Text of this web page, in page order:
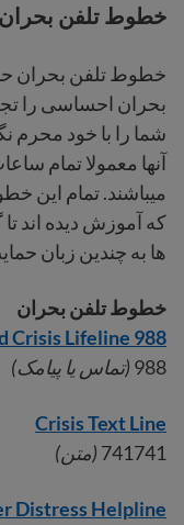
خطوط تلفن بحران
خطوط تلفن بحران
بحران احساسی را
شما را با خود محرم
آنها معمولا تمام
میباشند. تمام این
که آموزش دیده اند
ها به چندین زبان
خطوط تلفن بحران
988 Suicide and Crisis Lifeline
988 (تماس یا پیامک)
Crisis Text Line
741741 (متن)
Distress Helpline